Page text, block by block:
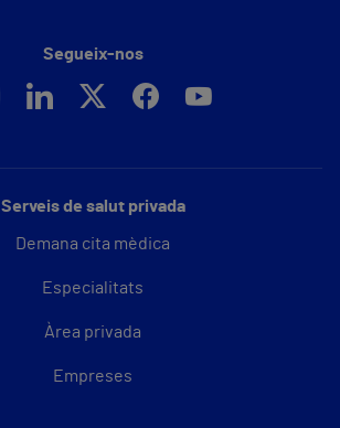
Serveis de salut privada
Demana cita mèdica
Especialitats
Àrea privada
Empreses
Segueix-nos